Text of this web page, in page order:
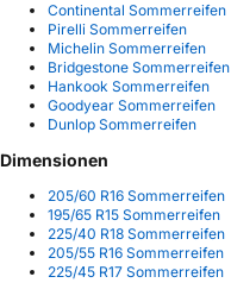
Continental Sommerreifen
Pirelli Sommerreifen
Michelin Sommerreifen
Bridgestone Sommerreifen
Hankook Sommerreifen
Goodyear Sommerreifen
Dunlop Sommerreifen
Dimensionen
205/60 R16 Sommerreifen
195/65 R15 Sommerreifen
225/40 R18 Sommerreifen
205/55 R16 Sommerreifen
225/45 R17 Sommerreifen